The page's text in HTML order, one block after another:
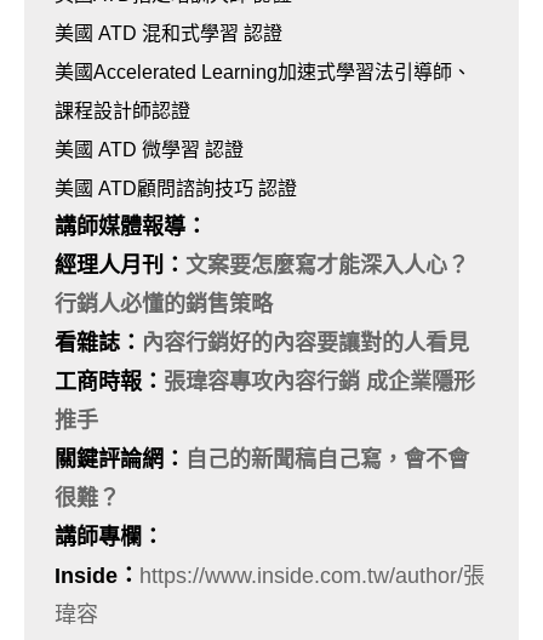
美國 ATD 混和式學習 認證
美國Accelerated Learning加速式學習法引導師、
課程設計師認證
美國 ATD 微學習 認證
美國 ATD顧問諮詢技巧 認證
講師媒體報導：
經理人月刊 ： 文案要怎麼寫才能深入人心？
行銷人必懂的銷售策略
看雜誌 ： 內容行銷好的內容要讓對的人看見
工商時報 ： 張瑋容專攻內容行銷 成企業隱形
推手
關鍵評論網： 自己的新聞稿自己寫，會不會
很難？
講師專欄：
Inside ： https://www.inside.com.tw/author/張
瑋容